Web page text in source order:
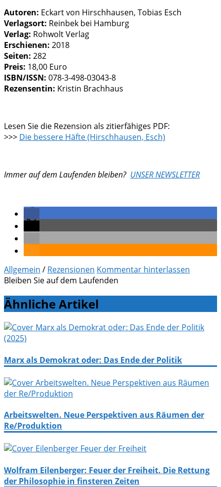
Autoren: Eckart von Hirschhausen, Tobias Esch
Verlagsort: Reinbek bei Hamburg
Verlag: Rohwolt Verlag
Erschienen: 2018
Seiten: 282
Preis: 18,00 Euro
ISBN/ISSN: 078-3-498-03043-8
Rezensentin: Kristin Brachhaus
Lesen Sie die Rezension als zitierfähiges PDF:
>>> Die bessere Häfte (Hirschhausen, Esch)
Immer auf dem Laufenden bleiben? UNSER NEWSLETTER
Allgemein / Rezensionen Kommentar hinterlassen
Bleiben Sie auf dem Laufenden
Ähnliche Artikel
Marx als Demokrat oder: Das Ende der Politik
Arbeitswelten. Neue Perspektiven aus Räumen der
Re/Produktion
Wolfram Eilenberger: Feuer der Freiheit. Die Rettung
der Philosophie in finsteren Zeiten